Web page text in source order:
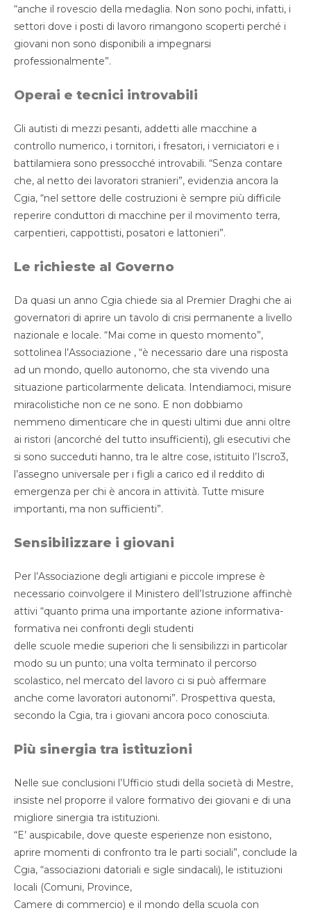
“anche il rovescio della medaglia. Non sono pochi, infatti, i
settori dove i posti di lavoro rimangono scoperti perché i
giovani non sono disponibili a impegnarsi
professionalmente”.
Operai e tecnici introvabili
Gli autisti di mezzi pesanti, addetti alle macchine a
controllo numerico, i tornitori, i fresatori, i verniciatori e i
battilamiera sono pressocché introvabili. “Senza contare
che, al netto dei lavoratori stranieri”, evidenzia ancora la
Cgia, “nel settore delle costruzioni è sempre più difficile
reperire conduttori di macchine per il movimento terra,
carpentieri, cappottisti, posatori e lattonieri”.
Le richieste al Governo
Da quasi un anno Cgia chiede sia al Premier Draghi che ai
governatori di aprire un tavolo di crisi permanente a livello
nazionale e locale. “Mai come in questo momento”,
sottolinea l’Associazione , “è necessario dare una risposta
ad un mondo, quello autonomo, che sta vivendo una
situazione particolarmente delicata. Intendiamoci, misure
miracolistiche non ce ne sono. E non dobbiamo
nemmeno dimenticare che in questi ultimi due anni oltre
ai ristori (ancorché del tutto insufficienti), gli esecutivi che
si sono succeduti hanno, tra le altre cose, istituito l’Iscro3,
l’assegno universale per i figli a carico ed il reddito di
emergenza per chi è ancora in attività. Tutte misure
importanti, ma non sufficienti”.
Sensibilizzare i giovani
Per l’Associazione degli artigiani e piccole imprese è
necessario coinvolgere il Ministero dell’Istruzione affinchè
attivi “quanto prima una importante azione informativa-
formativa nei confronti degli studenti
delle scuole medie superiori che li sensibilizzi in particolar
modo su un punto; una volta terminato il percorso
scolastico, nel mercato del lavoro ci si può affermare
anche come lavoratori autonomi”. Prospettiva questa,
secondo la Cgia, tra i giovani ancora poco conosciuta.
Più sinergia tra istituzioni
Nelle sue conclusioni l’Ufficio studi della società di Mestre,
insiste nel proporre il valore formativo dei giovani e di una
migliore sinergia tra istituzioni.
“E’ auspicabile, dove queste esperienze non esistono,
aprire momenti di confronto tra le parti sociali”, conclude la
Cgia, “associazioni datoriali e sigle sindacali), le istituzioni
locali (Comuni, Province,
Camere di commercio) e il mondo della scuola con